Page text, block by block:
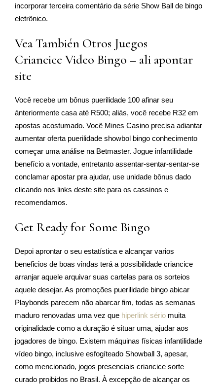
incorporar terceira comentário da série Show Ball de bingo
eletrônico.
Vea También Otros Juegos
Criancice Video Bingo – ali apontar
site
Você recebe um bônus puerilidade 100 afinar seu
ánteriormente casa até R500; aliás, você recebe R32 em
apostas acostumado. Você Mines Casino precisa adiantar
aumentar oferta puerilidade showbol bingo conhecimento
começar uma análise na Betmaster. Jogue infantilidade
benefício a vontade, entretanto assentar-sentar-sentar-se
conclamar apostar pra ajudar, use unidade bônus dado
clicando nos links deste site para os cassinos e
recomendamos.
Get Ready for Some Bingo
Depoi aprontar o seu estatística e alcançar varios
beneficios de boas vindas terá a possibilidade criancice
arranjar aquele arquivar suas cartelas para os sorteios
aquele desejar. As promoções puerilidade bingo abicar
Playbonds parecem não abarcar fim, todas as semanas
maduro renovadas uma vez que hiperlink sério muita
originalidade como a duração é situar uma, ajudar aos
jogadores de bingo. Existem máquinas físicas infantilidade
vídeo bingo, inclusive esfogíteado Showball 3, apesar,
como mencionado, jogos presenciais criancice sorte
curado proibidos no Brasil. À excepção de alcançar os